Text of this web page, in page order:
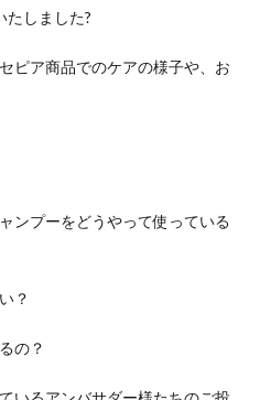
たしました?
セピア商品でのケアの様子や、お
ンプーをどうやって使っている
？
の？